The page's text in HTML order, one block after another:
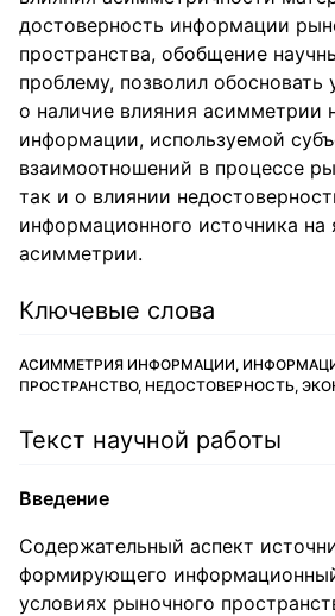
достоверность информации
пространства, обобщение
проблему, позволил обосновать
о наличие влияния асимметрии
информации, используемой
взаимоотношений в процессе
так и о влиянии
информационного источника на
асимметрии.
Ключевые слова
АСИММЕТРИЯ ИНФОРМАЦИИ,
ПРОСТРАНСТВО, НЕДОСТОВЕРНОСТЬ,
Текст научной работы
Введение
Содержательный аспект
формирующего
условиях рыночного